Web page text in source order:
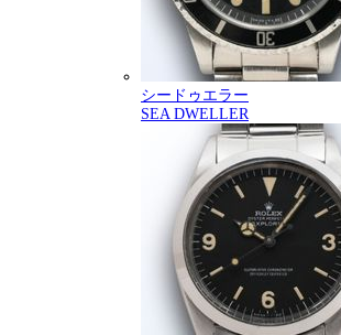
シードゥエラー
SEA DWELLER